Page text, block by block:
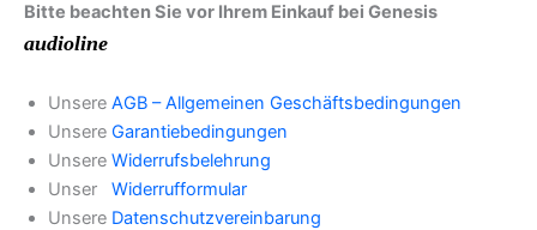
Bitte beachten Sie vor Ihrem Einkauf bei Genesis
audioline
Unsere AGB – Allgemeinen Geschäftsbedingungen
Unsere Garantiebedingungen
Unsere Widerrufsbelehrung
Unser Widerrufformular
Unsere Datenschutzvereinbarung